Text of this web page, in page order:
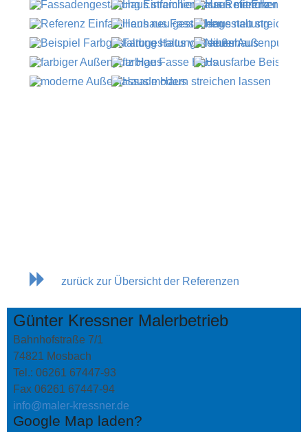
zurück zur Übersicht der Referenzen
Günter Kressner Malerbetrieb
Bahnhofstraße 7/1
74821 Mosbach
Tel.: 06261 67447-93
Fax 06261 67447-94
info@maler-kressner.de
Google Map laden?